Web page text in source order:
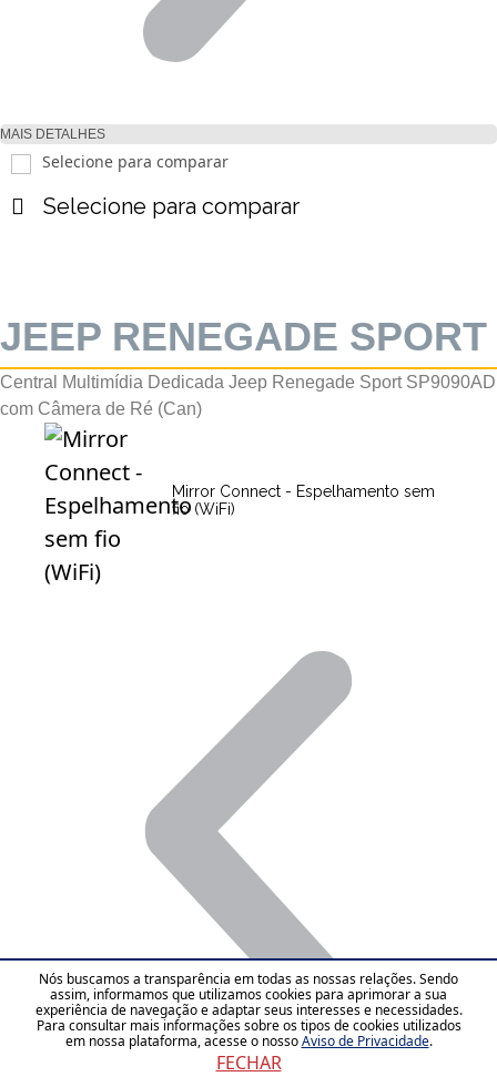
MAIS DETALHES
Selecione para comparar
Selecione para comparar
JEEP RENEGADE SPORT
Central Multimídia Dedicada Jeep Renegade Sport SP9090AD
com Câmera de Ré (Can)
Mirror Connect - Espelhamento sem
fio (WiFi)
Nós buscamos a transparência em todas as nossas relações. Sendo
assim, informamos que utilizamos cookies para aprimorar a sua
experiência de navegação e adaptar seus interesses e necessidades.
Para consultar mais informações sobre os tipos de cookies utilizados
em nossa plataforma, acesse o nossoAviso de Privacidade.
FECHAR